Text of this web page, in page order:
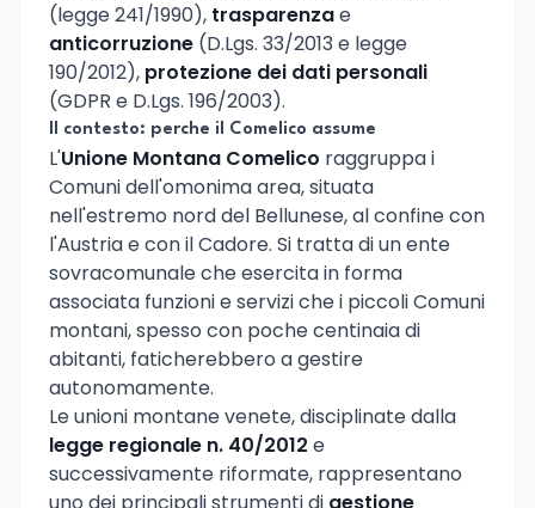
(legge 241/1990), trasparenzae
anticorruzione (D.Lgs. 33/2013 e legge
190/2012), protezione dei dati personali
(GDPR e D.Lgs. 196/2003).
Il contesto: perche il Comelico assume
L'Unione Montana Comelico raggruppa i
Comuni dell'omonima area, situata
nell'estremo nord del Bellunese, al confine con
l'Austria e con il Cadore. Si tratta di un ente
sovracomunale che esercita in forma
associata funzioni e servizi che i piccoli Comuni
montani, spesso con poche centinaia di
abitanti, faticherebbero a gestire
autonomamente.
Le unioni montane venete, disciplinate dalla
legge regionale n. 40/2012 e
successivamente riformate, rappresentano